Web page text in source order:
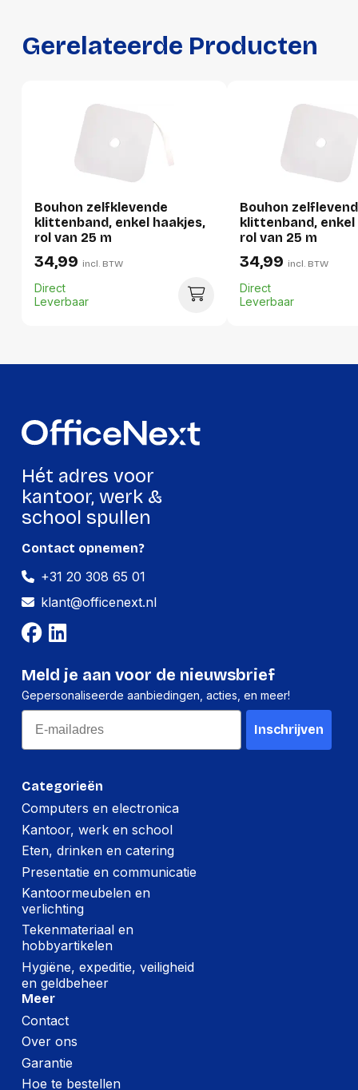
Gewicht
786 g
Verpakking
Per stuk
Hoeveelheid:
Breedte:
270 millimeter
Hoogte:
50 millimeter
Lengte:
270 millimeter
Gewicht:
786 gram
Hoogte:
-
Gewicht:
Gerelateerde Producten
Bouhon zelfklevende
klittenband, enkel haakjes,
rol van 25 m
34,99 incl. BTW
Direct
Leverbaar
Bouhon
klittenband, enkel
rol van 25 m
34,99 incl. BTW
Direct
Leverbaar
Hét adres voor
kantoor, werk &
school spullen
Categorieën
Computers en electronica
Kantoor, werk en school
Eten, drinken en catering
Presentatie en communicatie
Kantoormeubelen en
verlichting
Tekenmateriaal en
hobbyartikelen
Hygiëne, expeditie, veiligheid
en geldbeheer
Meer
Contact
Over ons
Garantie
Hoe te bestellen
Contact opnemen?
+31 20 308 65 01
klant@officenext.nl
Meld je aan voor de nieuwsbrief
Gepersonaliseerde aanbiedingen, acties, en meer!
Email
Inschrijven